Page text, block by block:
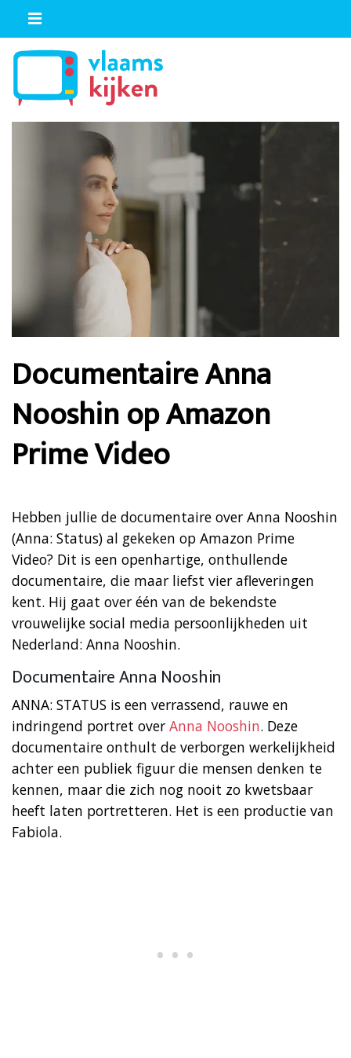
Documentaire Anna
Nooshin op Amazon
Prime Video
Hebben jullie de documentaire over Anna Nooshin
(Anna: Status) al gekeken op Amazon Prime
Video? Dit is een openhartige, onthullende
documentaire, die maar liefst vier afleveringen
kent. Hij gaat over één van de bekendste
vrouwelijke social media persoonlijkheden uit
Nederland: Anna Nooshin.
Documentaire Anna Nooshin
ANNA: STATUS is een verrassend, rauwe en
indringend portret over Anna Nooshin. Deze
documentaire onthult de verborgen werkelijkheid
achter een publiek figuur die mensen denken te
kennen, maar die zich nog nooit zo kwetsbaar
heeft laten portretteren. Het is een productie van
Fabiola.